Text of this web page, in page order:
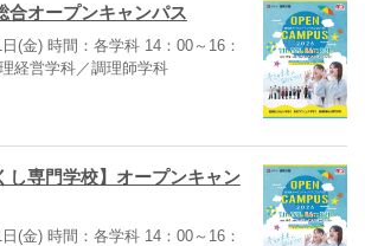
合オープンキャンパス
(金) 時間：各学科 14：00～16：
経営学科／調理師学科
し専門学校】オープンキャン
(金) 時間：各学科 14：00～16：